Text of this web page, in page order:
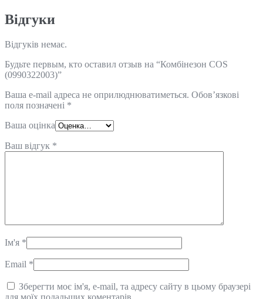
Відгуки
Відгуків немає.
Будьте первым, кто оставил отзыв на “Комбінезон COS
(0990322003)”
Ваша e-mail адреса не оприлюднюватиметься. Обов’язкові
поля позначені *
Ваша оцінка
Ваш відгук *
Ім'я *
Email *
Зберегти моє ім'я, e-mail, та адресу сайту в цьому браузері
для моїх подальших коментарів.